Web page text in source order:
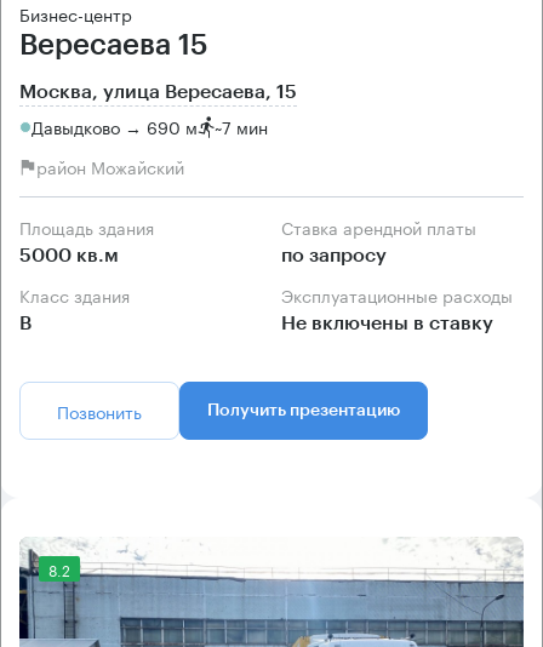
Бизнес-центр
Вересаева 15
Москва, улица Вересаева, 15
Давыдково → 690 м ~7 мин
район Можайский
Площадь здания
5000 кв.м
Ставка арендной платы
по запросу
Класс здания
B
Эксплуатационные расходы
Не включены в ставку
Позвонить Получить презентацию
8.2